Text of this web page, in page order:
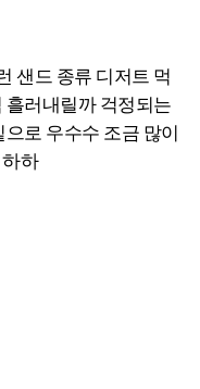
샌드 종류 디저트 먹
흘러내릴까 걱정되는
로 우수수 조금 많이
하